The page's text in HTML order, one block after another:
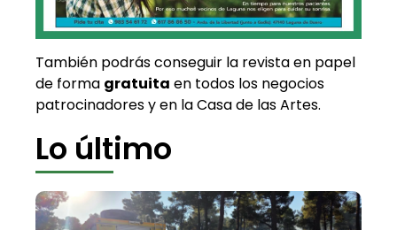
También podrás conseguir la revista en papel
de forma gratuita en todos los negocios
patrocinadores y en la Casa de las Artes.
Lo último